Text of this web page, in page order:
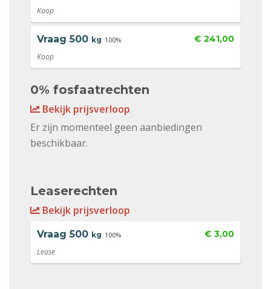
Koop
Vraag 500 kg 100% € 241,00
Koop
0% fosfaatrechten
Bekijk prijsverloop
Er zijn momenteel geen aanbiedingen
beschikbaar.
Leaserechten
Bekijk prijsverloop
Vraag 500 kg 100% € 3,00
Lease